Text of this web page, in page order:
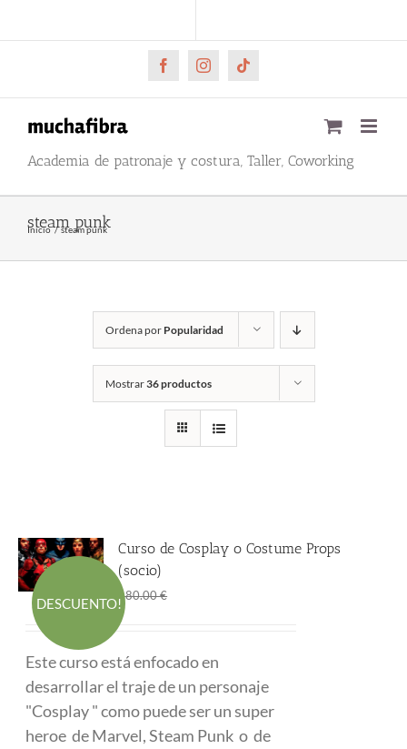
al
FacebookInstagramTiktok
Academia de patronaje y costura, Taller, Coworking
steam punk
Inicio steam punk
Ordena por Popularidad
Mostrar36 productos
DESCUENTO!
Curso de Cosplay o Costume Props
(socio)
480.00€
era:
480.00 €.290.00 €.
Este curso está enfocado en
desarrollar el traje de un personaje
"Cosplay " como puede ser un super
heroe de Marvel, Steam Punk o de